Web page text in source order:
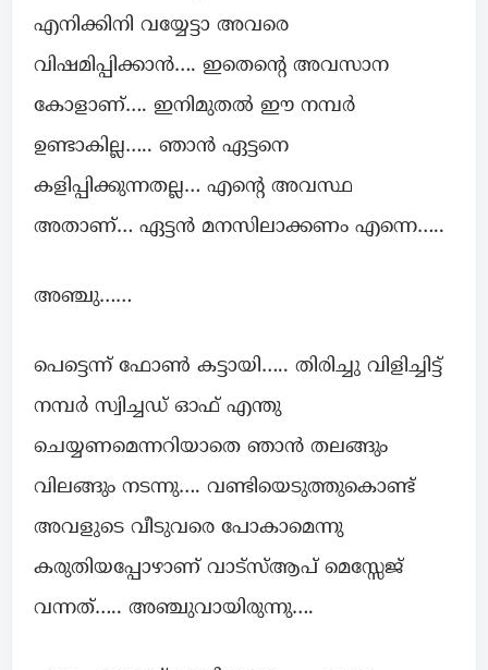
എനിക്കിനി വയ്യേട്ടാ അവരെ
വിഷമിപ്പിക്കാൻ…. ഇതെന്റെ അവസാന
കോളാണ്…. ഇനിമുതൽ ഈ നമ്പർ
ഉണ്ടാകില്ല….. ഞാൻ ഏട്ടനെ
കളിപ്പിക്കുന്നതല്ല… എന്റെ അവസ്ഥ
അതാണ്‌… ഏട്ടൻ മനസിലാക്കണം എന്നെ…..
അഞ്ചു……
പെട്ടെന്ന് ഫോൺ കട്ടായി….. തിരിച്ചു വിളിച്ചിട്ട്
നമ്പർ സ്വിച്ചഡ് ഓഫ്‌ എന്തു
ചെയ്യണമെന്നറിയാതെ ഞാൻ തലങ്ങും
വിലങ്ങും നടന്നു…. വണ്ടിയെടുത്തുകൊണ്ട്
അവളുടെ വീടുവരെ പോകാമെന്നു
കരുതിയപ്പോഴാണ് വാട്സ്ആപ് മെസ്സേജ്
വന്നത്….. അഞ്ചുവായിരുന്നു….